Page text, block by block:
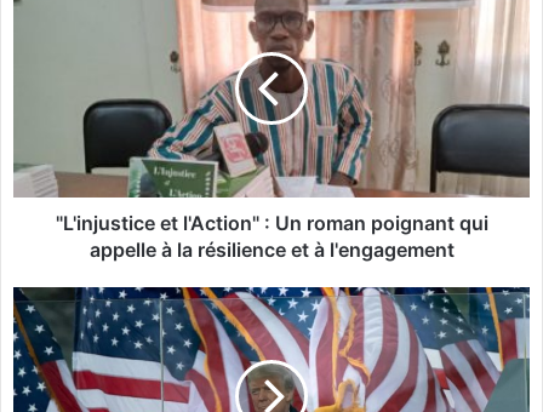
s
t
e
t
l
A
"L'injustice et l'Action" : Un roman poignant qui
appelle à la résilience et à l'engagement
U
S
A
: